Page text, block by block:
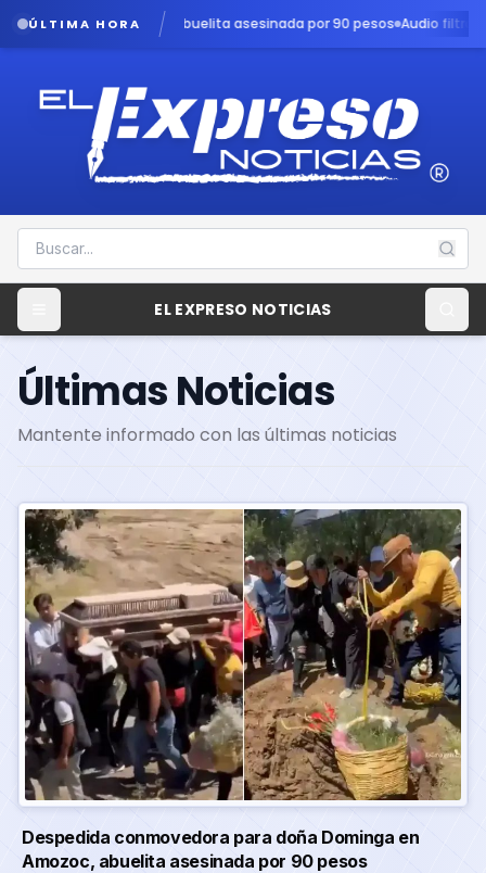
ÚLTIMA HORA
asesinada por 90 pesos Audio filtrado revela angustia en
EL EXPRESO NOTICIAS
Últimas Noticias
Mantente informado con las últimas noticias
Despedida conmovedora para doña Dominga en
Amozoc, abuelita asesinada por 90 pesos